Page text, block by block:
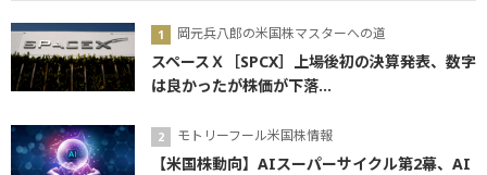
岡元兵八郎の米国株マスターへの道
スペースＸ［SPCX］上場後初の決算発表、数字
は良かったが株価が下落...
モトリーフール米国株情報
【米国株動向】AIスーパーサイクル第2幕、AI